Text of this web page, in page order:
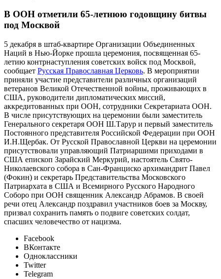
В ООН отметили 65-летнюю годовщину битвы
под Москвой
5 декабря в штаб-квартире Организации Объединенных
Наций в Нью-Йорке прошла церемония, посвященная 65-
летию контрнаступления советских войск под Москвой,
сообщает Русская Православная Церковь. В мероприятии
приняли участие представители различных организаций
ветеранов Великой Отечественной войны, проживающих в
США, руководители дипломатических миссий,
аккредитованных при ООН, сотрудники Секретариата ООН.
В числе присутствующих на церемонии были заместитель
Генерального секретаря ООН Ш.Тарур и первый заместитель
Постоянного представителя Российской Федерации при ООН
И.Н.Щербак. От Русской Православной Церкви на церемонии
присутствовали управляющий Патриаршими приходами в
США епископ Зарайский Меркурий, настоятель Свято-
Николаевского собора в Сан-Франциско архимандрит Павел
(Фокин) и секретарь Представительства Московского
Патриархата в США и Всемирного Русского Народного
Соборо при ООН священник Александр Абрамов. В своей
речи отец Александр поздравил участников боев за Москву,
призвал сохранить память о подвиге советских солдат,
спасших человечество от нацизма.
Facebook
ВКонтакте
Одноклассники
Twitter
Telegram